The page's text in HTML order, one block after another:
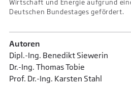
Wirtschaft und Energie aufgrund
Deutschen Bundestages gefördert.
Autoren
Dipl.-Ing. Benedikt Siewerin
Dr.-Ing. Thomas Tobie
Prof. Dr.-Ing. Karsten Stahl